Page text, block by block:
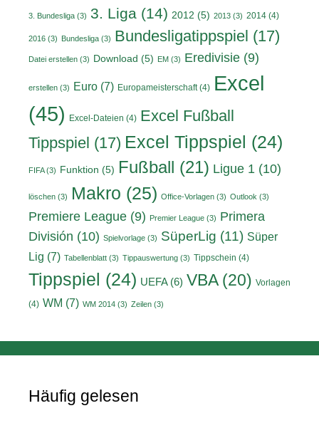
3. Bundesliga (3) 3. Liga (14) 2012 (5) 2013 (3) 2014 (4)
2016 (3) Bundesliga (3) Bundesligatippspiel (17)
Datei erstellen (3) Download (5) EM (3) Eredivisie (9)
erstellen (3) Euro (7) Europameisterschaft(4) Excel
(45)
Excel-Dateien (4) Excel Fußball
Tippspiel (17) Excel Tippspiel (24)
FIFA(3) Funktion (5) Fußball (21) Ligue 1 (10)
löschen (3) Makro (25) Office-Vorlagen (3) Outlook (3)
Premiere League (9) Premier League (3) Primera
División (10) Spielvorlage (3) SüperLig (11) Süper
Lig (7) Tabellenblatt (3) Tippauswertung (3) Tippschein (4)
Tippspiel (24) UEFA(6) VBA(20) Vorlagen
(4) WM (7) WM 2014 (3) Zeilen (3)
Häufig gelesen